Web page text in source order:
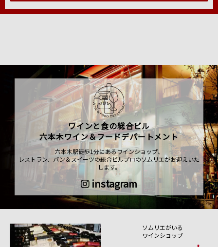
ワインと食の総合ビル
六本木ワイン＆フードデパートメント
六本木駅徒歩1分にあるワインショップ、
レストラン、パン＆スイーツの総合ビルプロのソムリエがお迎えいた
します。
instagram
ソムリエがいる
ワインショップ